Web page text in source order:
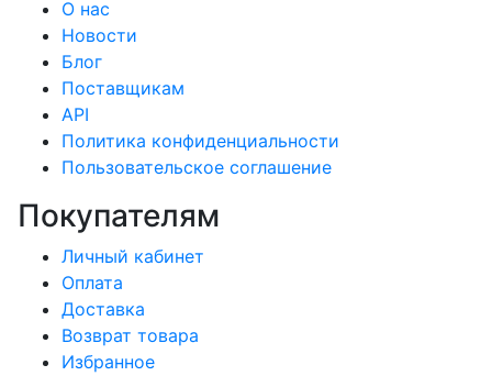
О нас
Новости
Блог
Поставщикам
API
Политика конфиденциальности
Пользовательское соглашение
Покупателям
Личный кабинет
Оплата
Доставка
Возврат товара
Избранное